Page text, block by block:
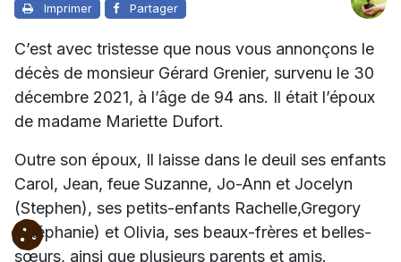
Imprimer Partager
C’est avec tristesse que nous vous annonçons le
décès de monsieur Gérard Grenier, survenu le 30
décembre 2021, à l’âge de 94 ans. Il était l’époux
de madame Mariette Dufort.
Outre son époux, Il laisse dans le deuil ses enfants
Carol, Jean, feue Suzanne, Jo-Ann et Jocelyn
(Stephen), ses petits-enfants Rachelle,Gregory
(Stéphanie) et Olivia, ses beaux-frères et belles-
sœurs, ainsi que plusieurs parents et amis.